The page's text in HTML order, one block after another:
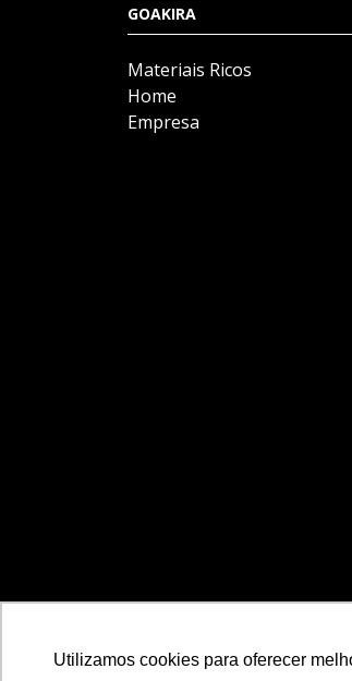
Utilizamos cookies para oferecer
GOAKIRA
Materiais Ricos
Home
Empresa